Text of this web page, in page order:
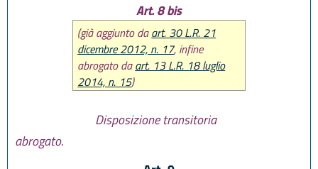
Art. 8 bis
(già aggiunto daart. 30 L.R. 21
dicembre 2012, n. 17, infine
abrogato daart. 13 L.R. 18 luglio
2014, n. 15)
Disposizione transitoria
abrogato.